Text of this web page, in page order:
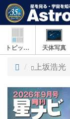
トピックス 天体写真
ト
プ
上坂浩光